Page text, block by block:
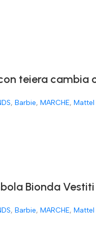
teiera cambia
, Barbie, MARCHE, Mattel
Bionda
, Barbie, MARCHE, Mattel